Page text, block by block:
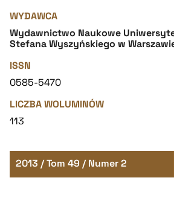
WYDAWCA
Wydawnictwo Naukowe
Stefana Wyszyńskiego w
ISSN
0585-5470
LICZBA WOLUMINÓW
113
2013 / Tom 49 / Numer 2